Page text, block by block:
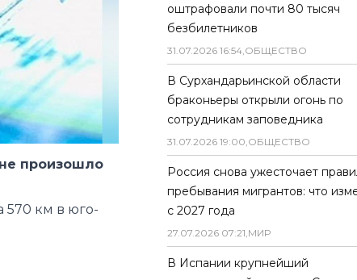
произошло
570 км в юго-
оштрафовали почти 80 тысяч
безбилетников
31.07.2026 16:54,ОБЩЕСТВО
В Сурхандарьинской области
браконьеры открыли огонь по
сотрудникам заповедника
31.07.2026 19:00,ОБЩЕСТВО
Россия снова ужесточает
пребывания мигрантов: что
с 2027 года
27.07.2026 07:21,МИР
В Испании крупнейший